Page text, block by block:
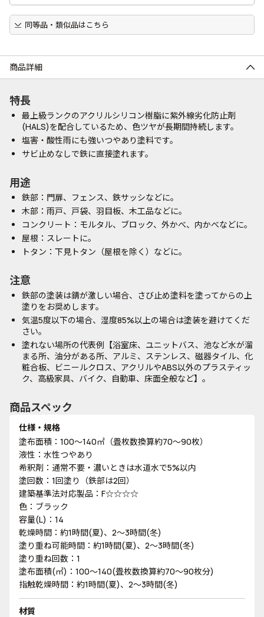
同等品・類似品はこちら
商品詳細
特長
最上級ランクのアクリルシリコン樹脂に紫外線劣化防止剤
(HALS)を配合しているため、色ツヤが長期間持続します。
塩害・酸性雨にも強いつやあり塗料です。
サビ止めなしで鉄に直接塗れます。
用途
鉄部：門扉、フェンス、鉄サッシなどに。
木部：雨戸、戸袋、羽目板、木工品などに。
コンクリート：モルタル、ブロック、外かべ、内かべなどに。
屋根：スレートに。
トタン：下見トタン（屋根を除く）などに。
注意
鉄部の塗装は錆が激しい場合、さび止め塗料を塗ってからの上
塗りをお奨めします。
気温5度以下の場合、湿度85%以上の場合は塗装を避けてくだ
さい。
塗れない場所の代表例【浴室床、ユニットバス、池など水が溜
まる所、油分がある所、アルミ、ステンレス、磁器タイル、化
粧合板、ビニールクロス、アクリルやABS以外のプラスティッ
ク、高級家具、バイク、自動車、床面全般など】。
商品スペック
仕様・規格
塗布面積：100～140㎡（畳枚数換算約70～90枚）
液性：水性つやあり
希釈剤：通常不要・濃いときは水道水で5%以内
塗回数：1回塗り（鉄部は2回）
建築基準法対応製品：F☆☆☆☆
色：ブラック
容量(L)：14
乾燥時間：約1時間(夏)、2～3時間(冬)
塗り重ね可能時間：約1時間(夏)、2～3時間(冬)
塗り重ね回数：1
塗布面積(㎡)：100～140(畳枚数換算約70～90枚分)
指触乾燥時間：約1時間(夏)、2～3時間(冬)
材質